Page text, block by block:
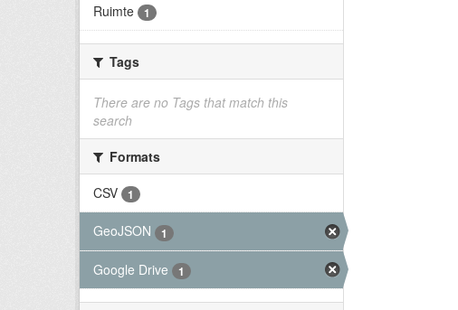
Ruimte 1
Tags
There are no Tags that match this
search
Formats
CSV
1
GeoJSON 1
Google Drive 1